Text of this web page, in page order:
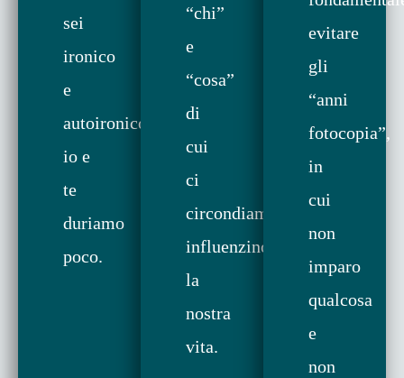
sei
ironico
e
autoironico,
io e
te
duriamo
poco.
“chi”
e
“cosa”
di
cui
ci
circondiamo
influenzino
la
nostra
vita.
evitare
gli
“anni
fotocopia”,
in
cui
non
imparo
qualcosa
e
non